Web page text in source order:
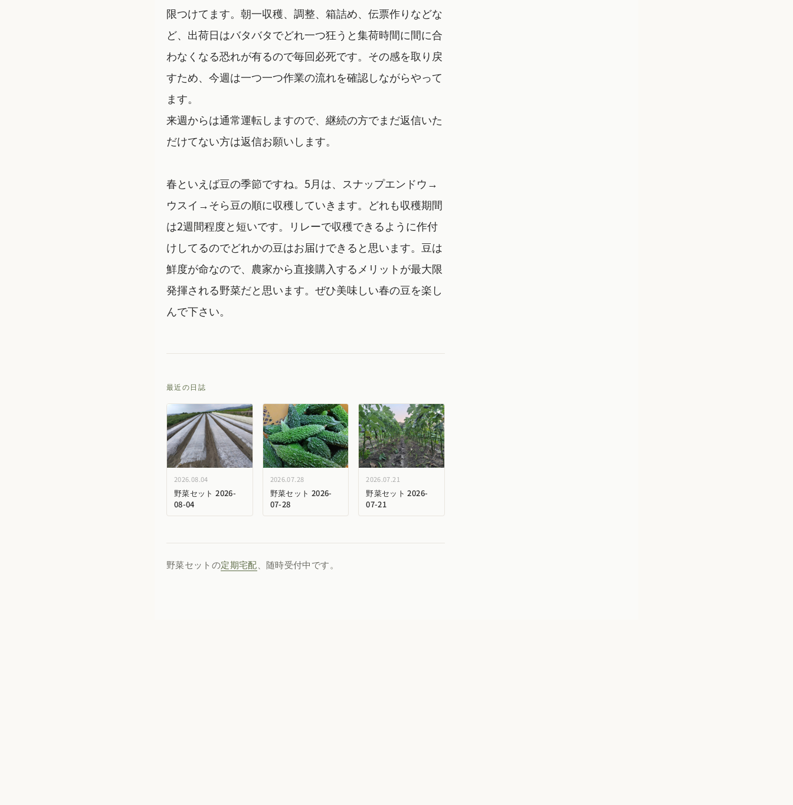
限つけてます。朝一収穫、調整、箱詰め、伝票作りなどな
ど、出荷日はバタバタでどれ一つ狂うと集荷時間に間に合
わなくなる恐れが有るので毎回必死です。その感を取り戻
すため、今週は一つ一つ作業の流れを確認しながらやって
ます。
来週からは通常運転しますので、継続の方でまだ返信いた
だけてない方は返信お願いします。
春といえば豆の季節ですね。5月は、スナップエンドウ→
ウスイ→そら豆の順に収穫していきます。どれも収穫期間
は2週間程度と短いです。リレーで収穫できるように作付
けしてるのでどれかの豆はお届けできると思います。豆は
鮮度が命なので、農家から直接購入するメリットが最大限
発揮される野菜だと思います。ぜひ美味しい春の豆を楽し
んで下さい。
最近の日誌
2026.08.04
野菜セット 2026-
08-04
2026.07.28
野菜セット 2026-
07-28
2026.07.21
野菜セット 2026-
07-21
野菜セットの定期宅配、随時受付中です。